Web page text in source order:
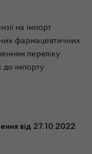
на імпорт
фармацевтичних
переліку
до імпорту
від 27.10.2022